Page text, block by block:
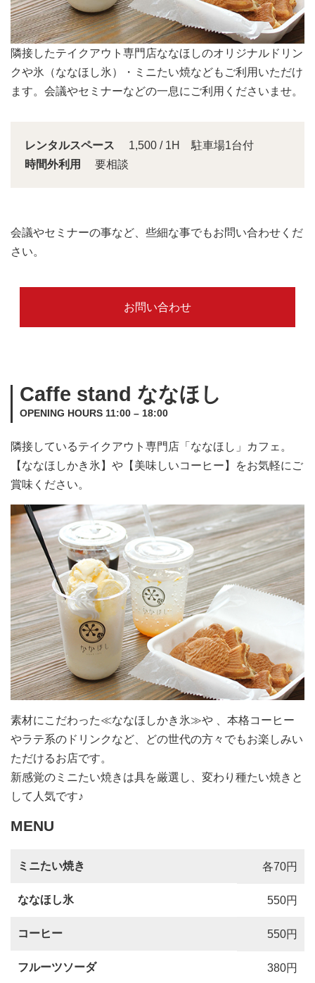
会議スペースは大きな窓から明るい日差しが入り込みま
す。
レンタルスペース
1,500 / 1H 駐車場1台付
時間外利用
要相談
会議やセミナーの事など、些細な事でもお問い合わせくだ
さい。
お問い合わせ
Caffe stand ななほし
OPENING HOURS 11:00 – 18:00
隣接しているテイクアウト専門店「ななほし」カフェ。
【ななほしかき氷】や【美味しいコーヒー】をお気軽にご
賞味ください。
素材にこだわった≪ななほしかき氷≫や 、本格コーヒー
やラテ系のドリンクなど、どの世代の方々でもお楽しみい
ただけるお店です。
新感覚のミニたい焼きは具を厳選し、変わり種たい焼きと
して人気です♪
MENU
ミニたい焼き 各70円
ななほし氷 550円
コーヒー 550円
フルーツソーダ 380円